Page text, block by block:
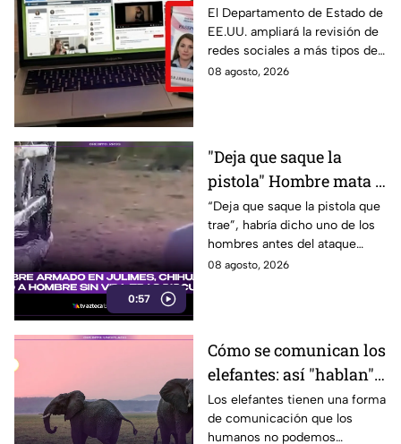
revisarán las redes
sociales de mexicanos
que viaje a este país
El Departamento de Estado de
EE.UU. ampliará la revisión de
redes sociales a más tipos de
visa, incluyendo a mexicanos
08 agosto, 2026
0:57
"Deja que saque la
pistola" Hombre mata a
padre y hiere a su hijo
por supuestamente
invadir un camino
“Deja que saque la pistola que
trae”, habría dicho uno de los
hombres antes del ataque
armado en Julimes, Chihuahua
08 agosto, 2026
Cómo se comunican los
elefantes: así "hablan"
entre ellos
Los elefantes tienen una forma
de comunicación que los
humanos no podemos